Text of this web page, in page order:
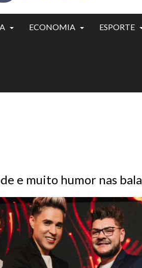
ECONOMIA ESPORTE
e muito humor nas